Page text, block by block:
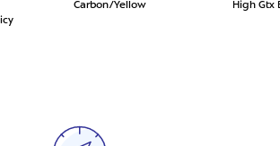
Carbon/Yellow
High Gtx